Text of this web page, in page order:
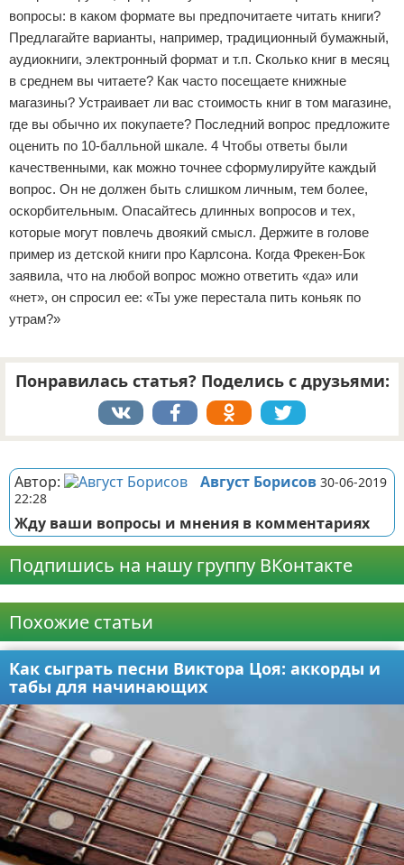
вопросы: в каком формате вы предпочитаете читать книги?
Предлагайте варианты, например, традиционный бумажный,
аудиокниги, электронный формат и т.п. Сколько книг в месяц
в среднем вы читаете? Как часто посещаете книжные
магазины? Устраивает ли вас стоимость книг в том магазине,
где вы обычно их покупаете? Последний вопрос предложите
оценить по 10-балльной шкале. 4 Чтобы ответы были
качественными, как можно точнее сформулируйте каждый
вопрос. Он не должен быть слишком личным, тем более,
оскорбительным. Опасайтесь длинных вопросов и тех,
которые могут повлечь двоякий смысл. Держите в голове
пример из детской книги про Карлсона. Когда Фрекен-Бок
заявила, что на любой вопрос можно ответить «да» или
«нет», он спросил ее: «Ты уже перестала пить коньяк по
утрам?»
Понравилась статья? Поделись с друзьями:
Автор: Август Борисов 30-06-2019
22:28
Жду ваши вопросы и мнения в комментариях
Подпишись на нашу группу ВКонтакте
Похожие статьи
Как сыграть песни Виктора Цоя: аккорды и
табы для начинающих